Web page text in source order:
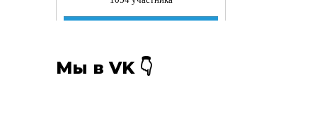
Мы в VK 👇